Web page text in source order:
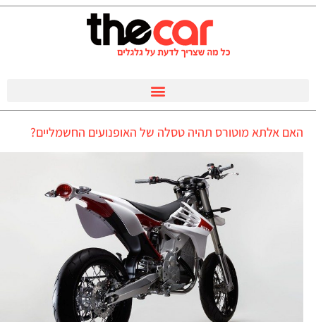
האם אלתא מוטורס תהיה טסלה של האופנועים החשמליים?